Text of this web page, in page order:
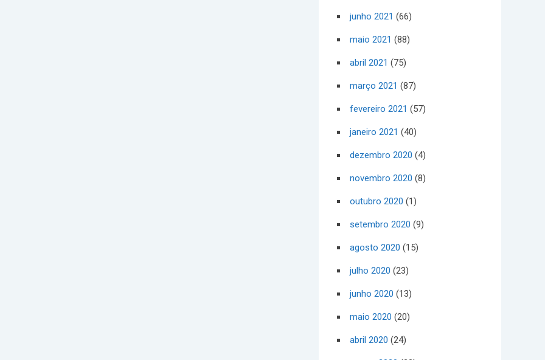
junho 2021 (66)
maio 2021 (88)
abril 2021 (75)
março 2021 (87)
fevereiro 2021 (57)
janeiro 2021 (40)
dezembro 2020 (4)
novembro 2020 (8)
outubro 2020 (1)
setembro 2020 (9)
agosto 2020 (15)
julho 2020 (23)
junho 2020 (13)
maio 2020 (20)
abril 2020 (24)